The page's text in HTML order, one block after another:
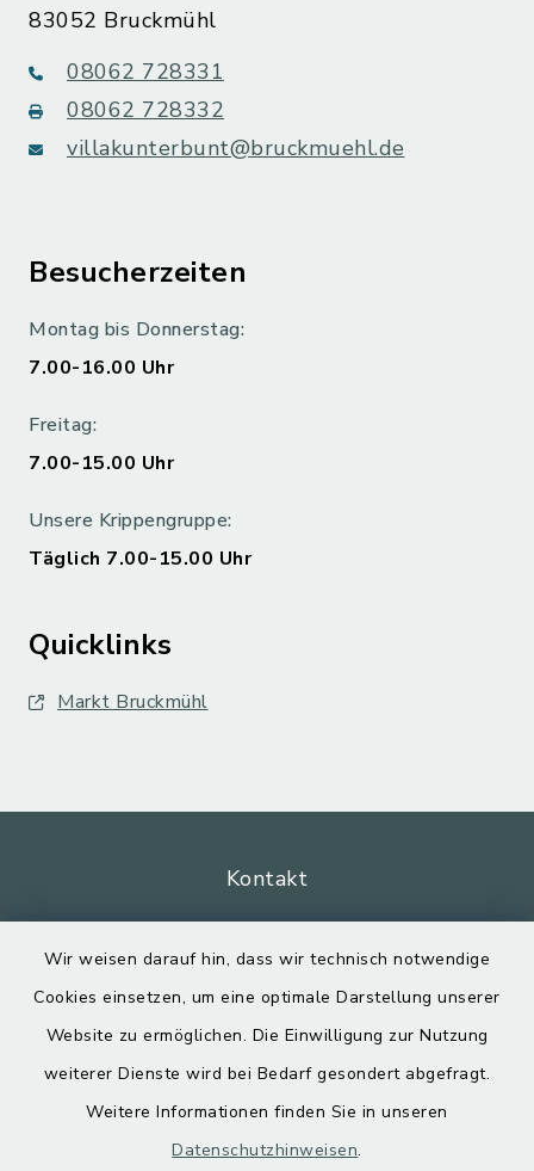
Wir weisen darauf hin, dass wir technisch notwendige
Cookies einsetzen, um eine optimale Darstellung unserer
Website zu ermöglichen. Die Einwilligung zur Nutzung
weiterer Dienste wird bei Bedarf gesondert abgefragt.
Weitere Informationen finden Sie in unseren
Datenschutzhinweisen.
83052 Bruckmühl
08062 728331
08062 728332
villakunterbunt@bruckmuehl.de
Besucherzeiten
Montag bis Donnerstag:
7.00-16.00 Uhr
Freitag:
7.00-15.00 Uhr
Unsere Krippengruppe:
Täglich 7.00-15.00 Uhr
Quicklinks
Markt Bruckmühl
Kontakt
Datenschutz
Impressum
Sitemap